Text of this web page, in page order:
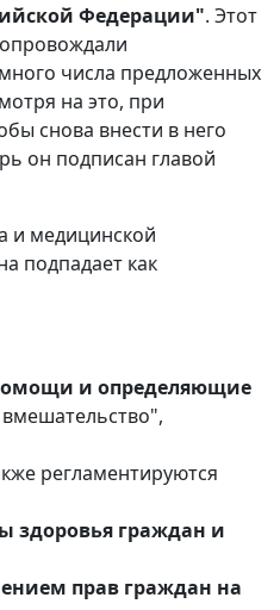
Федерации". Этот
числа предложенных
на это, при
снова внести в него
он подписан главой
и медицинской
подпадает как
и определяющие
регламентируются
здоровья граждан и
прав граждан на